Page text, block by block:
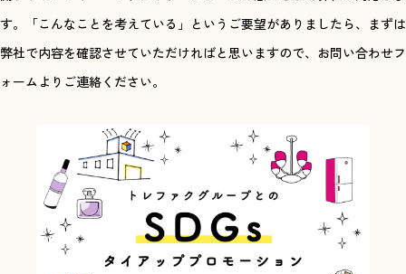
す。「こんなことを考えている」というご要望がありましたら、まずは
弊社で内容を確認させていただければと思いますので、お問い合わせフ
ォームよりご連絡ください。